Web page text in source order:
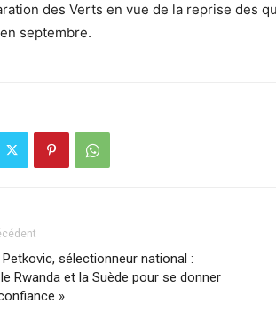
des Verts en vue de la reprise des
septembre.
sélectionneur national :
Rwanda et la Suède pour se donner
»